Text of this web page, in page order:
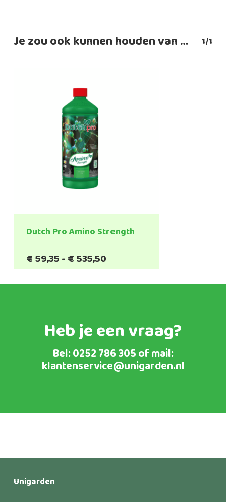
Je zou ook kunnen houden van … 1/1
Dutch Pro Amino Strength
€59,35-€535,50Prijsklasse:
€59,35
tot
Heb je een vraag?
Bel:0252 786 305of mail:
klantenservice@unigarden.nl
Unigarden